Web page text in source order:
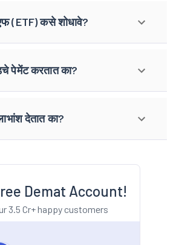
(ETF) कसे शोधावे?
पेमेंट करतात का?
देतात का?
Demat Account!
3.5 Cr+ happy customers